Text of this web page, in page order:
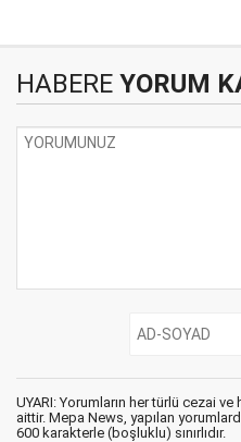
HABERE YORUM
UYARI: Yorumların her türlü cezai
aittir. Mepa News, yapılan
600 karakterle (boşluklu) sınırlıdır.